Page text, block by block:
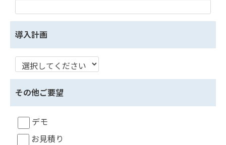
導入計画
その他ご要望
デモ
お見積り